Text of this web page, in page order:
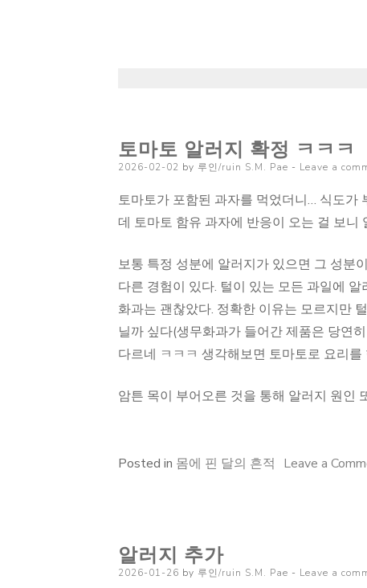
토마토 알러지 확정 ㅋㅋㅋ
Posted
2026-02-02 by 루인/ruin S.M. Pae Leave a
토마토가 포함된 과자를 먹었더니… 식도가
데 토마토 함유 과자에 반응이 오는 걸 보니
보통 특정 성분에 알러지가 있으면 그 성분
다른 경험이 있다. 털이 있는 모든 과일에
화과는 괜찮았다. 정확한 이유는 모르지만
닐까 싶다(생무화과가 들어간 제품은 당연
다르네 ㅋㅋㅋ 생각해보면 토마토로 요리
암튼 목이 부어오른 것을 통해 알러지 원인
Posted in 몸에 핀 달의 흔적 Leave a
알러지 추가
Posted
2026-01-26 by 루인/ruin S.M. Pae Leave a